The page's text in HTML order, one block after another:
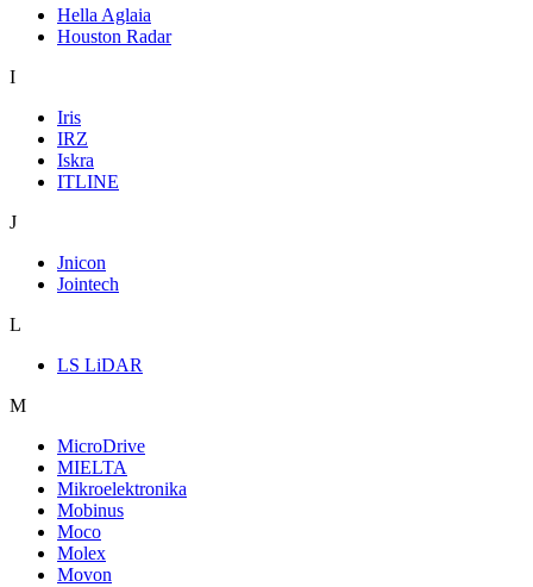
Hella Aglaia
Houston Radar
I
Iris
IRZ
Iskra
ITLINE
J
Jnicon
Jointech
L
LS LiDAR
M
MicroDrive
MIELTA
Mikroelektronika
Mobinus
Moco
Molex
Movon